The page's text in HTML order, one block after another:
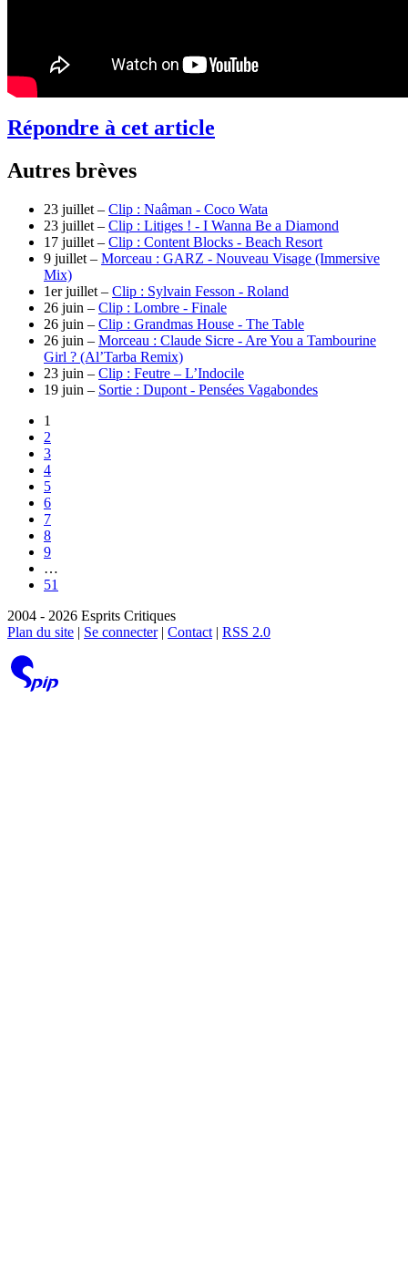
Répondre à cet article
Autres brèves
23 juillet – Clip : Naâman - Coco Wata
23 juillet – Clip : Litiges ! - I Wanna Be a Diamond
17 juillet – Clip : Content Blocks - Beach Resort
9 juillet – Morceau : GARZ - Nouveau Visage (Immersive
Mix)
1er juillet – Clip : Sylvain Fesson - Roland
26 juin – Clip : Lombre - Finale
26 juin – Clip : Grandmas House - The Table
26 juin – Morceau : Claude Sicre - Are You a Tambourine
Girl ? (Al’Tarba Remix)
23 juin – Clip : Feutre – L’Indocile
19 juin – Sortie : Dupont - Pensées Vagabondes
1
2
3
4
5
6
7
8
9
…
51
2004 - 2026 Esprits Critiques
Plan du site | Se connecter| Contact | RSS 2.0